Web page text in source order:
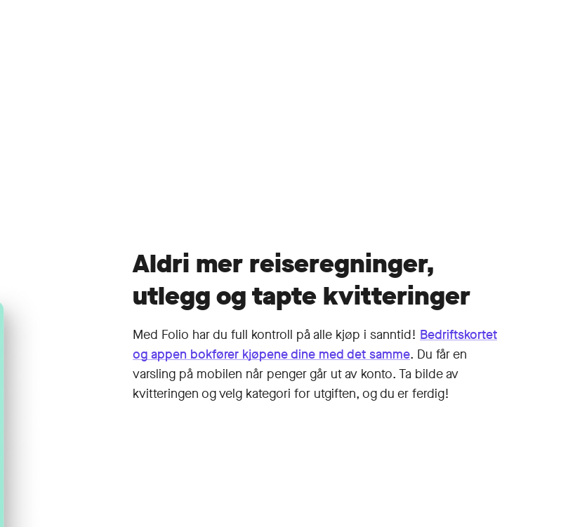
Aldri mer reiseregninger,
utlegg og tapte kvitteringer
Med Folio har du full kontroll på alle kjøp i sanntid! Bedrifts­kortet
og appen bokfører kjøpene dine med det samme. Du får en
varsling på mobilen når penger går ut av konto. Ta bilde av
kvitteringen og velg kategori for utgiften, og du er ferdig!